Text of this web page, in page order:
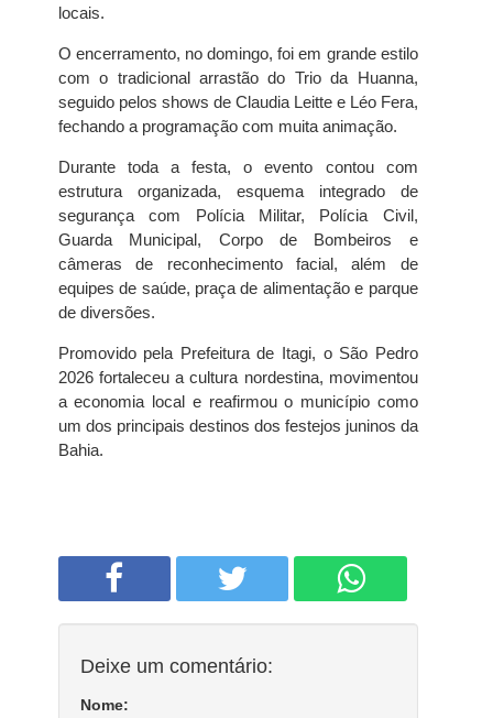
locais.
O encerramento, no domingo, foi em grande estilo
com o tradicional arrastão do Trio da Huanna,
seguido pelos shows de Claudia Leitte e Léo Fera,
fechando a programação com muita animação.
Durante toda a festa, o evento contou com
estrutura organizada, esquema integrado de
segurança com Polícia Militar, Polícia Civil,
Guarda Municipal, Corpo de Bombeiros e
câmeras de reconhecimento facial, além de
equipes de saúde, praça de alimentação e parque
de diversões.
Promovido pela Prefeitura de Itagi, o São Pedro
2026 fortaleceu a cultura nordestina, movimentou
a economia local e reafirmou o município como
um dos principais destinos dos festejos juninos da
Bahia.
Deixe um comentário:
Nome: